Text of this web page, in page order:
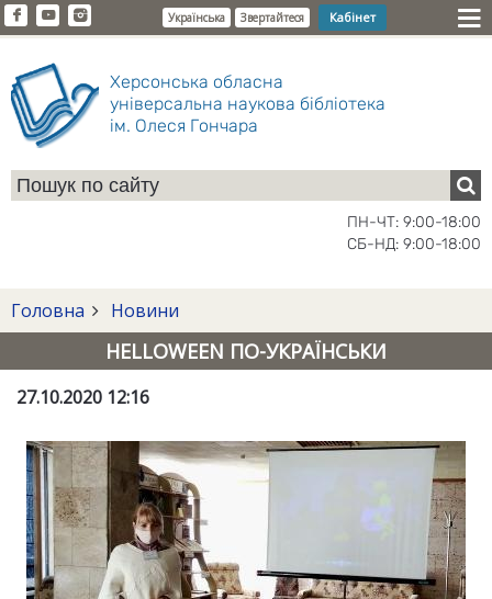
Українська Звертайтеся Кабінет
Херсонська обласна
універсальна наукова бібліотека
ім. Олеся Гончара
ПН-ЧТ: 9:00-18:00
СБ-НД: 9:00-18:00
Головна Новини
HELLOWEEN ПО-УКРАЇНСЬКИ
27.10.2020 12:16